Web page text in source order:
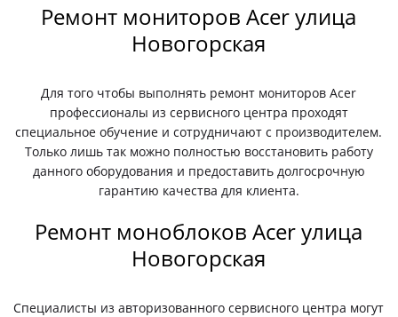
Ремонт мониторов Acer улица
Новогорская
Для того чтобы выполнять ремонт мониторов Acer
профессионалы из сервисного центра проходят
специальное обучение и сотрудничают с производителем.
Только лишь так можно полностью восстановить работу
данного оборудования и предоставить долгосрочную
гарантию качества для клиента.
Ремонт моноблоков Acer улица
Новогорская
Специалисты из авторизованного сервисного центра могут